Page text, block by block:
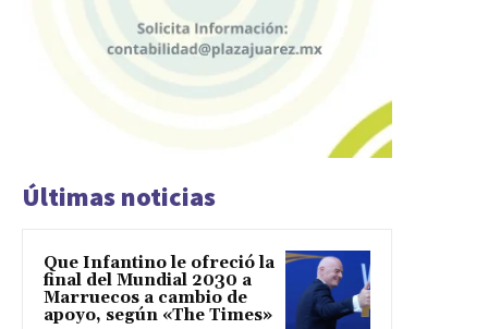
Últimas noticias
Que Infantino le ofreció la
final del Mundial 2030 a
Marruecos a cambio de
apoyo, según «The Times»